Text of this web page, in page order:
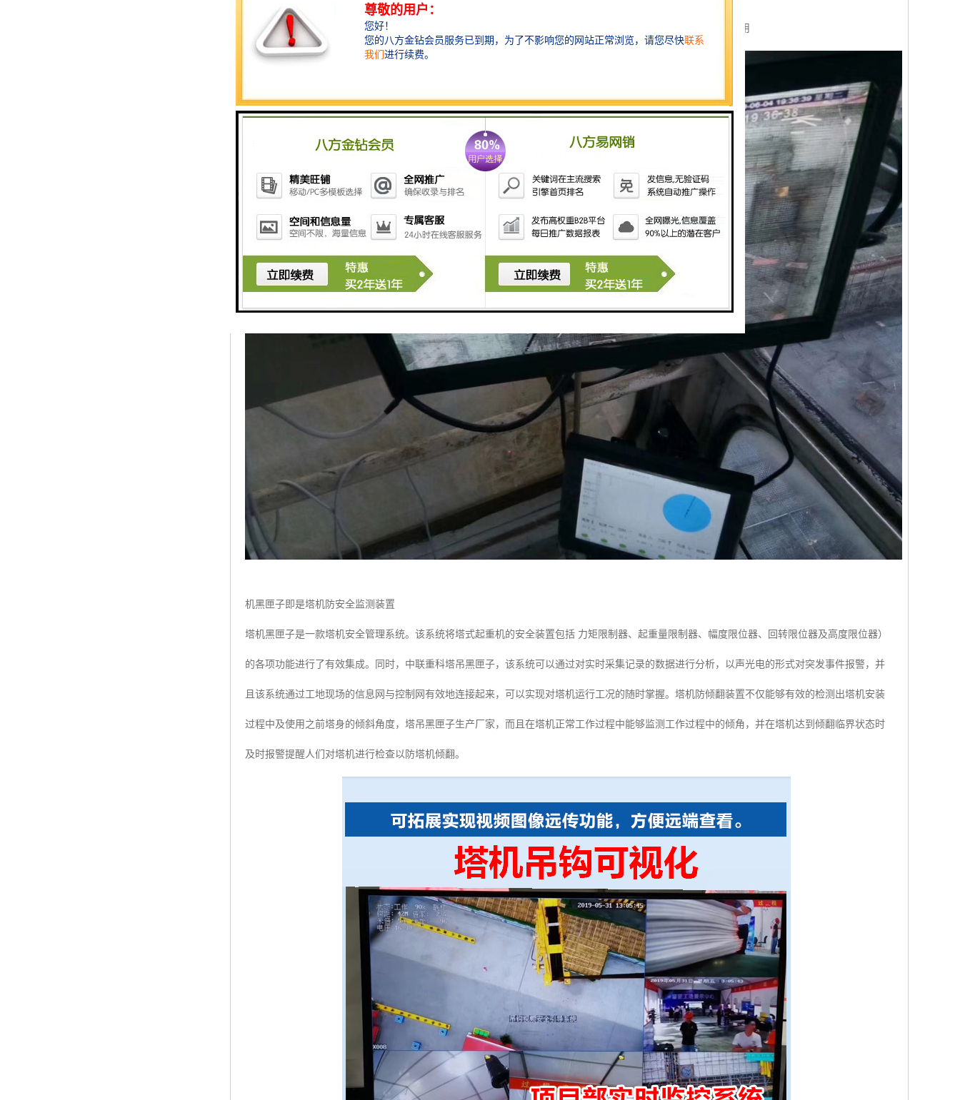
3：使用塔机黑匣子也可以将一些实时的操作数据仓储到系统中对于后续的相关的工作起到了一个技术上的支持作用
机黑匣子即是塔机防安全监测装置
塔机黑匣子是一款塔机安全管理系统。该系统将塔式起重机的安全装置包括 力矩限制器、起重量限制器、幅度限位器、回转限位器及高度限位器）
的各项功能进行了有效集成。同时，中联重科塔吊黑匣子，该系统可以通过对实时采集记录的数据进行分析，以声光电的形式对突发事件报警，并
且该系统通过工地现场的信息网与控制网有效地连接起来，可以实现对塔机运行工况的随时掌握。塔机防倾翻装置不仅能够有效的检测出塔机安装
过程中及使用之前塔身的倾斜角度，塔吊黑匣子生产厂家，而且在塔机正常工作过程中能够监测工作过程中的倾角，并在塔机达到倾翻临界状态时
及时报警提醒人们对塔机进行检查以防塔机倾翻。